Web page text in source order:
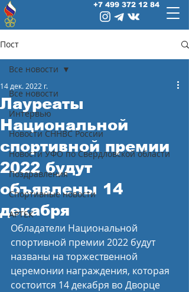
+7 499 372 12 84
Пост
Все новости
Интервью
Новости СННВС России
Новости УФО по Свердловской области
Поздравления
Спортивные новости
АРТЕК
Все новости
Лауреаты
Национальной
спортивной премии
2022 будут
объявлены 14
декабря
14 дек. 2022 г.
Обладатели Национальной
спортивной премии 2022 будут
названы на торжественной
церемонии награждения, которая
состоится 14 декабря во Дворце